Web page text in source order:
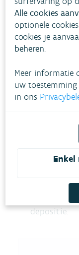
End of
Droge
volgens
Bron:
Aandeel
komt door
74 % van de
afkomstig
De sector
van het
depositie.
Alle cookies
optionele
cookies je
beheren.
Meer informatie
uw
in ons